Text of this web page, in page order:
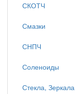
СКОТЧ
Смазки
СНПЧ
Соленоиды
Стекла, Зеркала